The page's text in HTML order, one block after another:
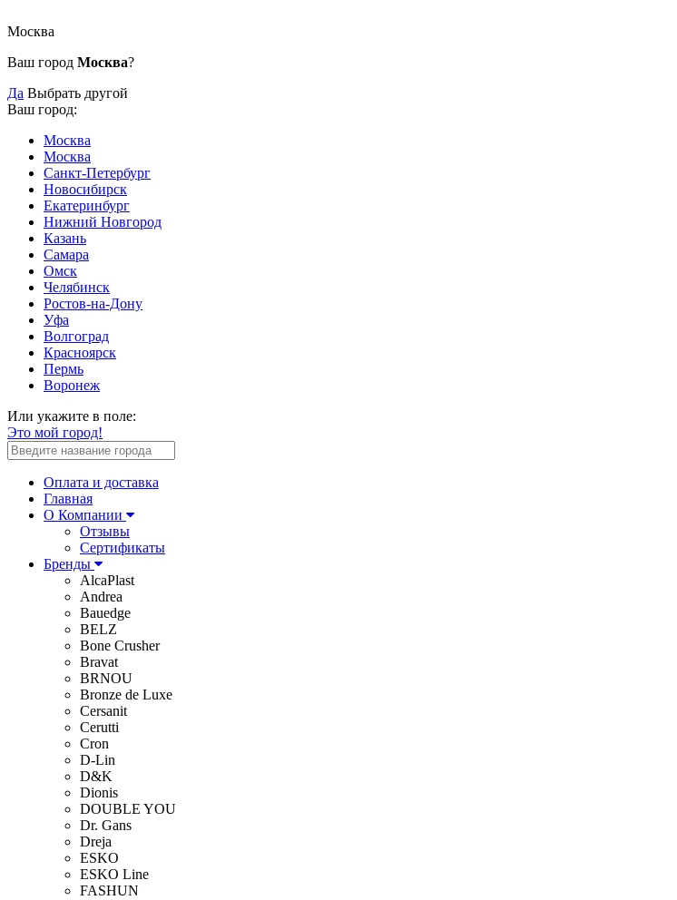
Москва
Ваш город Москва?
Да Выбрать другой
Ваш город:
Москва
Москва
Санкт-Петербург
Новосибирск
Екатеринбург
Нижний Новгород
Казань
Самара
Омск
Челябинск
Ростов-на-Дону
Уфа
Волгоград
Красноярск
Пермь
Воронеж
Или укажите в поле:
Это мой город!
Оплата и доставка
Главная
О Компании
Отзывы
Сертификаты
Бренды
AlcaPlast
Andrea
Bauedge
BELZ
Bone Crusher
Bravat
BRNOU
Bronze de Luxe
Cersanit
Cerutti
Cron
D-Lin
D&K
Dionis
DOUBLE YOU
Dr. Gans
Dreja
ESKO
ESKO Line
FASHUN